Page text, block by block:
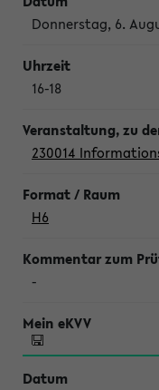
Donnerstag, 6.
16-18
230014
H6
-